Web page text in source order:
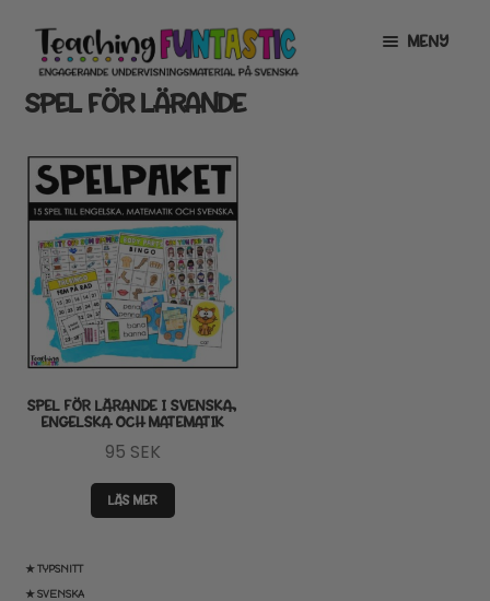
Hoppa
till
navigering
Gå
till
innehåll
MENY
INFO
MITT KONTO
GRATISMATERIAL
BUTIK
LICENSER
SPEL FÖR LÄRANDE
★ TYPSNITT
★ SVENSKA
SPEL FÖR LÄRANDE I SVENSKA,
ENGELSKA OCH MATEMATIK
95 SEK
LÄS MER